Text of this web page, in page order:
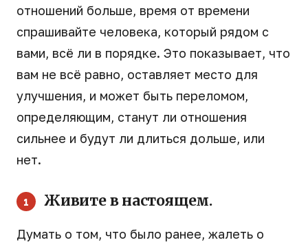
отношений больше, время от времени
спрашивайте человека, который рядом с
вами, всё ли в порядке. Это показывает, что
вам не всё равно, оставляет место для
улучшения, и может быть переломом,
определяющим, станут ли отношения
сильнее и будут ли длиться дольше, или
нет.
Живите в настоящем.
Думать о том, что было ранее, жалеть о